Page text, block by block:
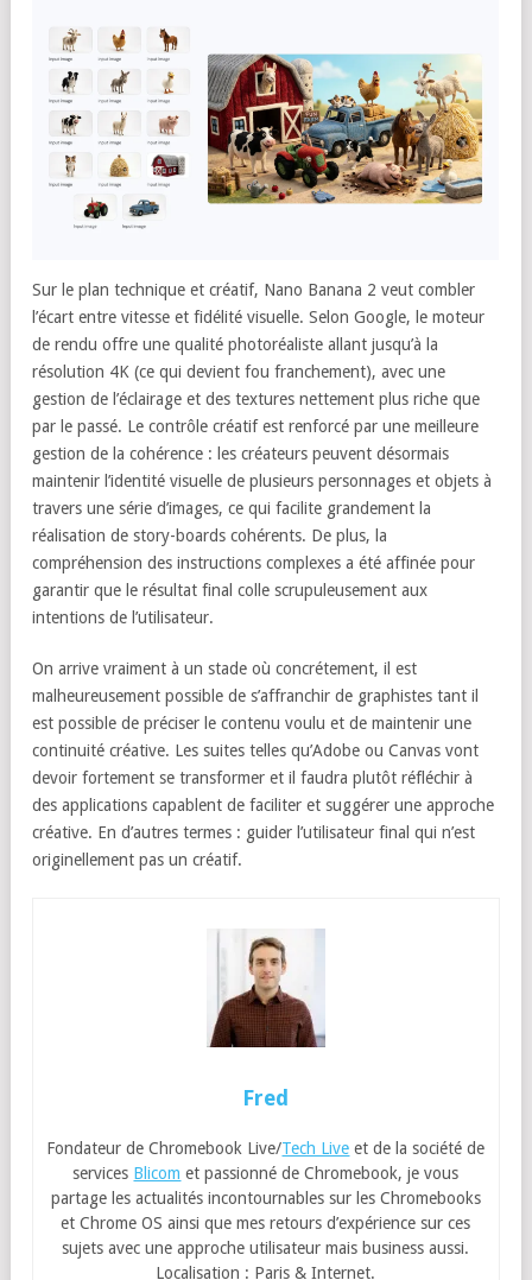
Sur le plan technique et créatif, Nano Banana 2 veut combler
l’écart entre vitesse et fidélité visuelle. Selon Google, le moteur
de rendu offre une qualité photoréaliste allant jusqu’à la
résolution 4K (ce qui devient fou franchement), avec une
gestion de l’éclairage et des textures nettement plus riche que
par le passé. Le contrôle créatif est renforcé par une meilleure
gestion de la cohérence : les créateurs peuvent désormais
maintenir l’identité visuelle de plusieurs personnages et objets à
travers une série d’images, ce qui facilite grandement la
réalisation de story-boards cohérents. De plus, la
compréhension des instructions complexes a été affinée pour
garantir que le résultat final colle scrupuleusement aux
intentions de l’utilisateur.
On arrive vraiment à un stade où concrétement, il est
malheureusement possible de s’affranchir de graphistes tant il
est possible de préciser le contenu voulu et de maintenir une
continuité créative. Les suites telles qu’Adobe ou Canvas vont
devoir fortement se transformer et il faudra plutôt réfléchir à
des applications capablent de faciliter et suggérer une approche
créative. En d’autres termes : guider l’utilisateur final qui n’est
originellement pas un créatif.
Fred
Fondateur de Chromebook Live/Tech Live et de la société de
services Blicom et passionné de Chromebook, je vous
partage les actualités incontournables sur les Chromebooks
et Chrome OS ainsi que mes retours d’expérience sur ces
sujets avec une approche utilisateur mais business aussi.
Localisation : Paris & Internet.